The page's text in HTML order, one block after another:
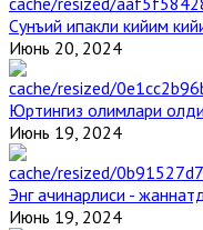
Сунъий ипакли кийим
Июнь 20, 2024
Юртингиз олимлари
Июнь 19, 2024
Энг ачинарлиси -
Июнь 19, 2024